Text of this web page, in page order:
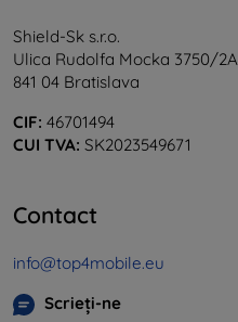
Shield-Sk s.r.o.
Ulica Rudolfa Mocka 3750/2A
841 04 Bratislava
CIF: 46701494
CUI TVA: SK2023549671
Contact
info@top4mobile.eu
Scrieți-ne